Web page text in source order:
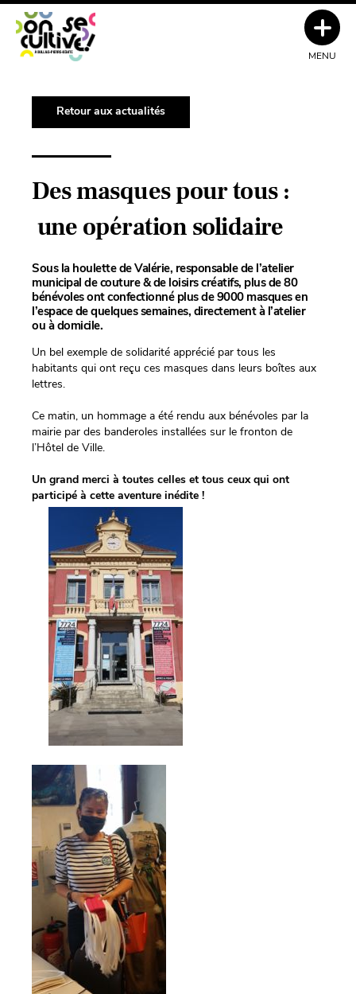
Retour aux actualités
Des masques pour tous :
une opération solidaire
Sous la houlette de Valérie, responsable de l’atelier
municipal de couture & de loisirs créatifs, plus de 80
bénévoles ont confectionné plus de 9000 masques en
l’espace de quelques semaines, directement à l’atelier
ou à domicile.
Un bel exemple de solidarité apprécié par tous les
habitants qui ont reçu ces masques dans leurs boîtes aux
lettres.
Ce matin, un hommage a été rendu aux bénévoles par la
mairie par des banderoles installées sur le fronton de
l’Hôtel de Ville.
Un grand merci à toutes celles et tous ceux qui ont
participé à cette aventure inédite !
MENU